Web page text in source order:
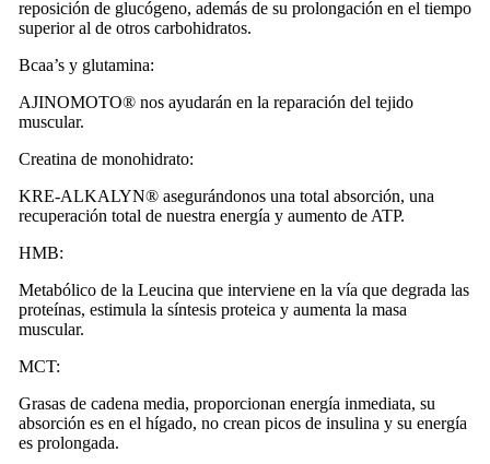
reposición de glucógeno, además de su prolongación en el tiempo
superior al de otros carbohidratos.
Bcaa’s y glutamina:
AJINOMOTO®️ nos ayudarán en la reparación del tejido
muscular.
Creatina de monohidrato:
KRE-ALKALYN®️ asegurándonos una total absorción, una
recuperación total de nuestra energía y aumento de ATP.
HMB:
Metabólico de la Leucina que interviene en la vía que degrada las
proteínas, estimula la síntesis proteica y aumenta la masa
muscular.
MCT:
Grasas de cadena media, proporcionan energía inmediata, su
absorción es en el hígado, no crean picos de insulina y su energía
es prolongada.